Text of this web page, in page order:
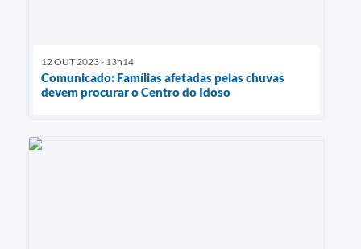
12 OUT 2023 - 13h14
Comunicado: Famílias afetadas pelas chuvas
devem procurar o Centro do Idoso